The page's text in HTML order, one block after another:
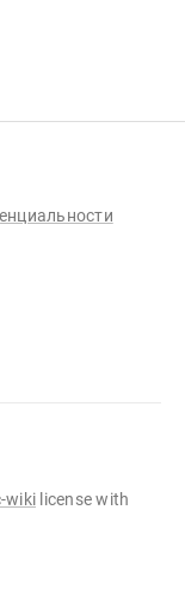
wiki license with